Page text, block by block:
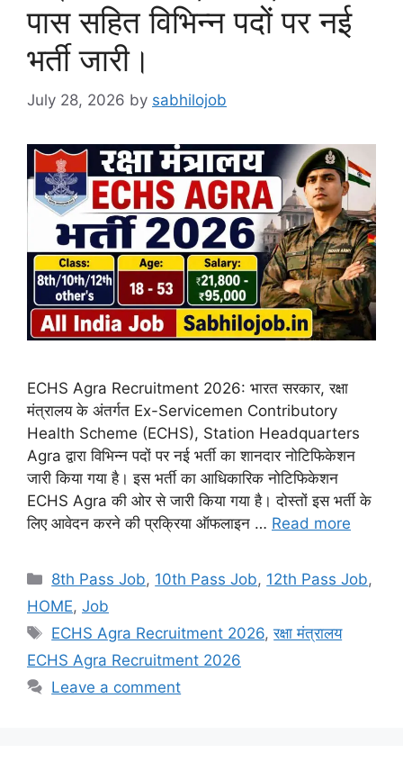
पास सहित विभिन्न पदों पर नई
भर्ती जारी।
July 28, 2026 by sabhilojob
ECHS Agra Recruitment 2026: भारत सरकार, रक्षा
मंत्रालय के अंतर्गत Ex-Servicemen Contributory
Health Scheme (ECHS), Station Headquarters
Agra द्वारा विभिन्न पदों पर नई भर्ती का शानदार नोटिफिकेशन
जारी किया गया है। इस भर्ती का आधिकारिक नोटिफिकेशन
ECHS Agra की ओर से जारी किया गया है। दोस्तों इस भर्ती के
लिए आवेदन करने की प्रक्रिया ऑफलाइन … Read more
Categories
8th Pass Job, 10th Pass Job, 12th Pass Job,
HOME, Job
Tags
ECHS Agra Recruitment 2026,रक्षा मंत्रालय
ECHS Agra Recruitment 2026
Leave a comment